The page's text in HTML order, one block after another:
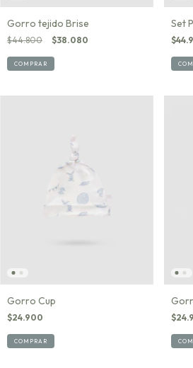
Gorro tejido Brise
$44.800 $38.080
COMPRAR
Set
Gorro Cup
$24.900
COMPRAR